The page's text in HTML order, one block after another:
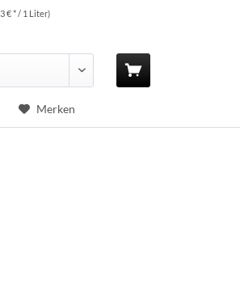
€ * / 1 Liter)
Merken